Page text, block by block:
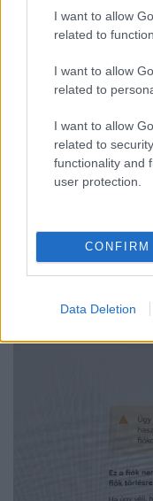
I want to allow
related to
I want to allow
related to
I want to allow
related to
functionality and
user protection.
CONFIRM
Data Deletion
A RÓMAIAKTÓL
GYŐRI RÓMER
hét második felére, a